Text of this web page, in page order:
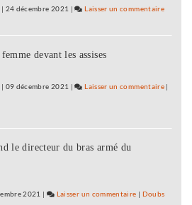
| 24 décembre 2021 | Laisser un commentaire
de
devant les assises
| 09 décembre 2021 | Laisser un commentaire on
en
|
le directeur du bras armé du
2021 | Laisser un commentaire on
| Doubs